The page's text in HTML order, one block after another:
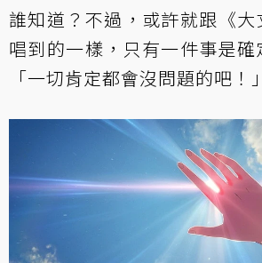
誰知道？不過，或許就跟《
唱到的一樣，只有一件事是確
「一切肯定都會沒問題的吧！」